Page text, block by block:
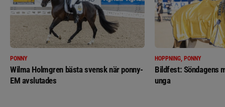
PONNY
Wilma Holmgren bästa svensk när ponny-
EM avslutades
HOPPNING, PONNY
Bildfest: Söndagens
unga